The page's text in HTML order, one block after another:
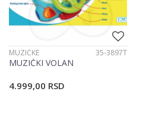
MUZIČKE 35-3897T
MUZIČKI VOLAN
4.999,00 RSD